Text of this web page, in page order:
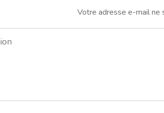
Votre adresse e-mail ne